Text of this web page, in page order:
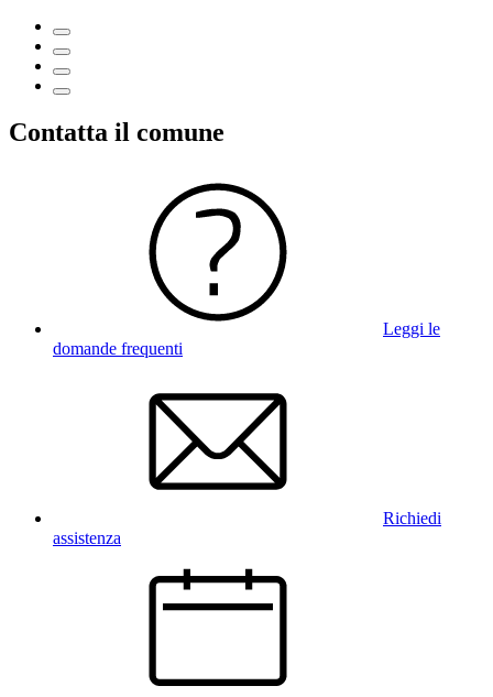
Contatta il comune
Leggi le
domande frequenti
Richiedi
assistenza